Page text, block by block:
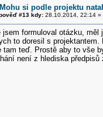
Mohu si podle projektu
#13 kdy:28.10.2014, 22:14 »
formuloval otázku, měl
to doresil s
tam teď. Prostě aby to vše
není z hlediska předpisů